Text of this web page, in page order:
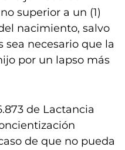
superior a un (1)
nacimiento, salvo
sea necesario que la
por un lapso más
de Lactancia
de que no pueda